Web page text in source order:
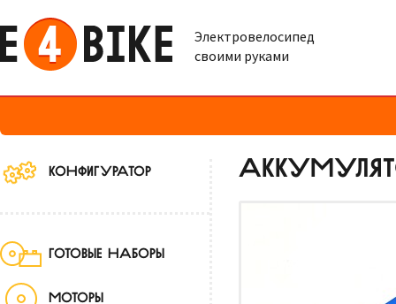
Электровелосипед
своими руками
КОНФИГУРАТОР
ГОТОВЫЕ НАБОРЫ
МОТОРЫ